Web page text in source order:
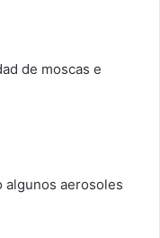
de moscas e
algunos aerosoles